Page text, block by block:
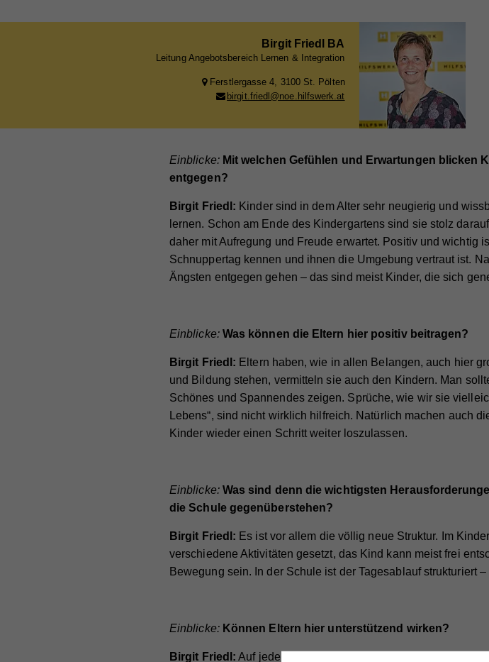
Birgit Friedl BA
Leitung Angebotsbereich Lernen & Integration
Ferstlergasse 4, 3100 St. Pölten
birgit.friedl@noe.hilfswerk.at
Einblicke: Mit welchen Gefühlen und Erwartungen blicken
entgegen?
Birgit Friedl: Kinder sind in dem Alter sehr neugierig und
lernen. Schon am Ende des Kindergartens sind sie stolz
daher mit Aufregung und Freude erwartet. Positiv und wichtig
Schnuppertag kennen und ihnen die Umgebung vertraut ist.
Ängsten entgegen gehen – das sind meist Kinder, die sich
Einblicke: Was können die Eltern hier positiv beitragen?
Birgit Friedl: Eltern haben, wie in allen Belangen, auch hier
und Bildung stehen, vermitteln sie auch den Kindern. Man
Schönes und Spannendes zeigen. Sprüche, wie wir sie
Lebens“, sind nicht wirklich hilfreich. Natürlich machen auch
Kinder wieder einen Schritt weiter loszulassen.
Einblicke: Was sind denn die wichtigsten
die Schule gegenüberstehen?
Birgit Friedl: Es ist vor allem die völlig neue Struktur. Im
verschiedene Aktivitäten gesetzt, das Kind kann meist frei
Bewegung sein. In der Schule ist der Tagesablauf strukturiert
Einblicke: Können Eltern hier unterstützend wirken?
Birgit Friedl: Auf jeden Fall! Denn auch das Familienleben